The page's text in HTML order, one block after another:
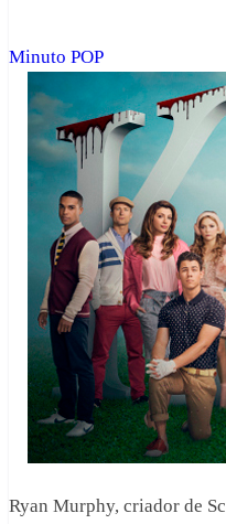
Minuto POP
Ryan Murphy, criador de